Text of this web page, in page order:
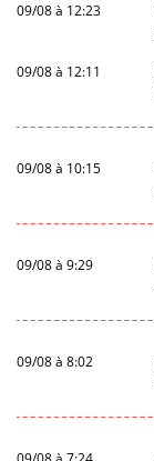
09/08 à 12:23
09/08 à 12:11
09/08 à 10:15
09/08 à 9:29
09/08 à 8:02